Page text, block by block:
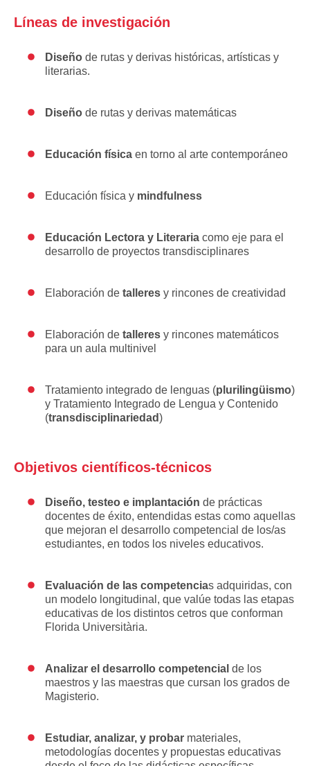
Líneas de investigación
Diseño de rutas y derivas históricas, artísticas y
literarias.
Diseño de rutas y derivas matemáticas
Educación física en torno al arte contemporáneo
Educación física y mindfulness
Educación Lectora y Literaria como eje para el
desarrollo de proyectos transdisciplinares
Elaboración de talleres y rincones de creatividad
Elaboración de talleres y rincones matemáticos
para un aula multinivel
Tratamiento integrado de lenguas (plurilingüismo)
y Tratamiento Integrado de Lengua y Contenido
(transdisciplinariedad)
Objetivos científicos-técnicos
Diseño, testeo e implantación de prácticas
docentes de éxito, entendidas estas como aquellas
que mejoran el desarrollo competencial de los/as
estudiantes, en todos los niveles educativos.
Evaluación de las competencias adquiridas, con
un modelo longitudinal, que valúe todas las etapas
educativas de los distintos cetros que conforman
Florida Universitària.
Analizar el desarrollo competencial de los
maestros y las maestras que cursan los grados de
Magisterio.
Estudiar, analizar, y probar materiales,
metodologías docentes y propuestas educativas